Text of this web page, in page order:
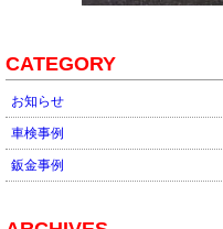
CATEGORY
お知らせ
車検事例
鈑金事例